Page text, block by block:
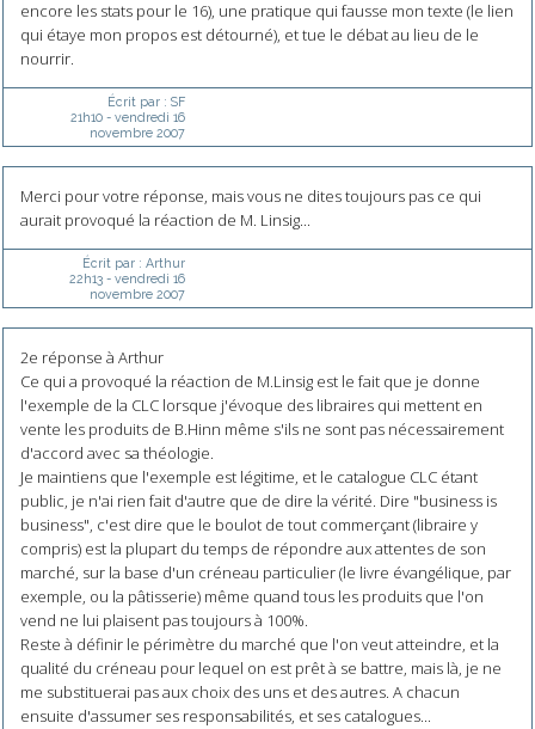
encore les stats pour le 16), une pratique qui fausse mon texte (le lien
qui étaye mon propos est détourné), et tue le débat au lieu de le
nourrir.
Écrit par : SF
21h10- vendredi 16
novembre 2007
Merci pour votre réponse, mais vous ne dites toujours pas ce qui
aurait provoqué la réaction de M. Linsig...
Écrit par : Arthur
22h13- vendredi 16
novembre 2007
2e réponse à Arthur
Ce qui a provoqué la réaction de M.Linsig est le fait que je donne
l'exemple de la CLC lorsque j'évoque des libraires qui mettent en
vente les produits de B.Hinn même s'ils ne sont pas nécessairement
d'accord avec sa théologie.
Je maintiens que l'exemple est légitime, et le catalogue CLC étant
public, je n'ai rien fait d'autre que de dire la vérité. Dire "business is
business", c'est dire que le boulot de tout commerçant (libraire y
compris) est la plupart du temps de répondre aux attentes de son
marché, sur la base d'un créneau particulier (le livre évangélique, par
exemple, ou la pâtisserie) même quand tous les produits que l'on
vend ne lui plaisent pas toujours à 100%.
Reste à définir le périmètre du marché que l'on veut atteindre, et la
qualité du créneau pour lequel on est prêt à se battre, mais là, je ne
me substituerai pas aux choix des uns et des autres. A chacun
ensuite d'assumer ses responsabilités, et ses catalogues...